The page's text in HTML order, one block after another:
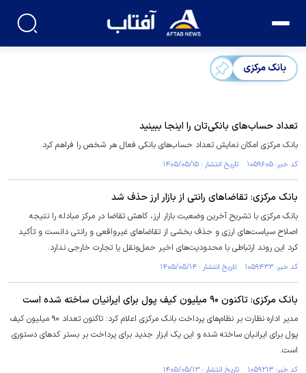
بانک مرکزی
تعداد حساب‌های بانکی‌تان را اینجا ببینید
بانک مرکزی امکان نمایش تعداد حساب‌های بانکی فعال هر شخص را فراهم کرد.
کد خبر: ۱۰۵۹۶۰۵ تاریخ انتشار : ۱۴۰۵/۰۵/۱۵
بانک مرکزی: تقاضا‌های رانتی از بازار ارز حذف شد
بانک مرکزی با تشریح آخرین وضعیت بازار ارز، کاهش تقاضا در مرکز مبادله را نتیجه
اصلاح سیاست‌های ارزی و حذف بخشی از تقاضا‌های غیرواقعی و رانتی دانست و تأکید
کرد این روند ارتباطی با محدودیت‌های اخیر حمل‌ونقل یا تجارت خارجی ندارد.
کد خبر: ۱۰۵۹۴۳۳ تاریخ انتشار : ۱۴۰۵/۰۵/۱۴
بانک مرکزی: تاکنون ۹۰ میلیون کیف پول برای ایرانیان ساخته شده است
مدیر اداره نظارت بر نظام‌های پرداخت بانک مرکزی اعلام کرد: تاکنون تعداد ۹۰ میلیون کیف
پول برای ایرانیان ساخته شده و این یک ابزار جدید برای پرداخت بر بستر کد‌های دستوری
است.
کد خبر: ۱۰۵۹۲۱۳ تاریخ انتشار : ۱۴۰۵/۰۵/۱۳